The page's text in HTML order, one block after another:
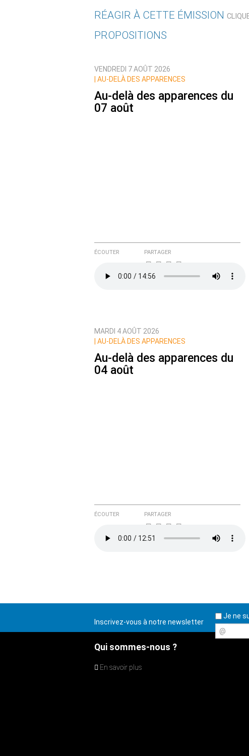
RÉAGIR À CETTE ÉMISSION
Nom
Prévenez-moi de tous les nouveaux
PROPOSITIONS
VENDREDI 7 AOÛT 2026
AU-DELÀ DES APPARENCES
Au-delà des apparences du
07 août
ÉCOUTER PARTAGER
MARDI 4 AOÛT 2026
AU-DELÀ DES APPARENCES
Au-delà des apparences du
04 août
ÉCOUTER PARTAGER
Inscrivez-vous à notre newsletter
Je ne
@
Qui sommes-nous ?
En savoir plus